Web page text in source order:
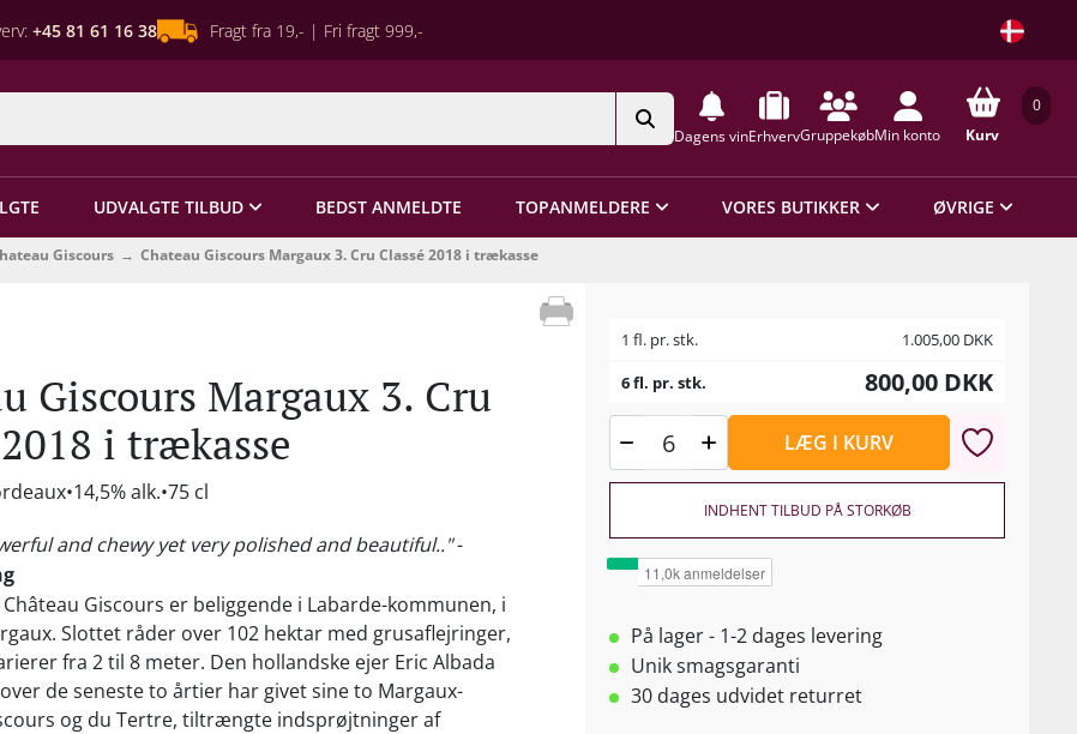
+45 81 61 16 38 Fragt fra 19,- | Fri fragt 999,-
Dagens vinErhvervGruppekøbMin konto
0
Kurv
UDVALGTE TILBUD BEDST ANMELDTE TOPANMELDERE VORES BUTIKKER ØVRIGE
Giscours Chateau Giscours Margaux 3. Cru Classé 2018 i trækasse
Giscours Margaux 3. Cru
i trækasse
14,5% alk. 75 cl
and chewy yet very polished and beautiful.."-
Giscours er beliggende i Labarde-kommunen, i
Slottet råder over 102 hektar med grusaflejringer,
fra 2 til 8 meter. Den hollandske ejer Eric Albada
de seneste to årtier har givet sine to Margaux-
og du Tertre, tiltrængte indsprøjtninger af
1 fl. pr. stk. 1.005,00 DKK
6 fl. pr. stk.
800,00 DKK
LÆG I KURV
INDHENT TILBUD PÅ STORKØB
På lager - 1-2 dages levering
Unik smagsgaranti
30 dages udvidet returret